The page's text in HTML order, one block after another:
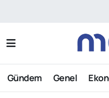
Gündem Genel
Nöbetçi Eczaneler
Hava Durumu